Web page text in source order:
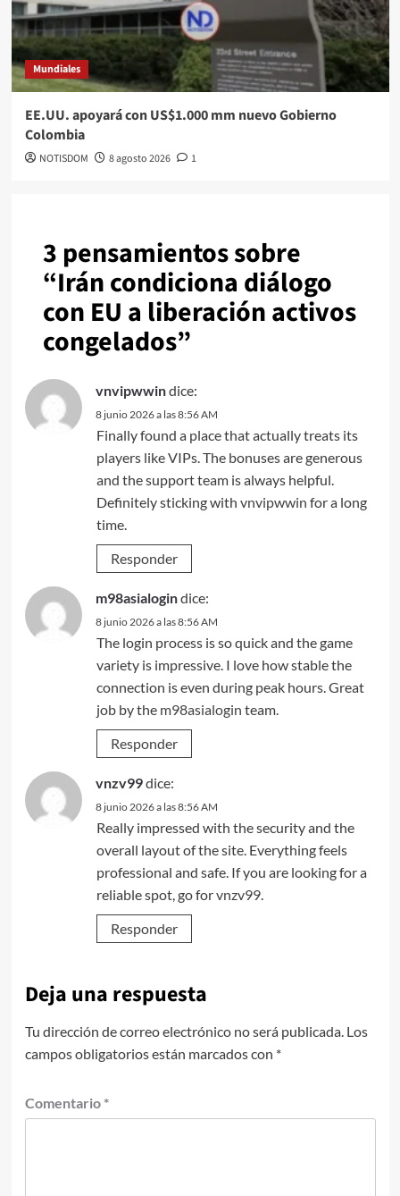
Mundiales
EE.UU. apoyará con US$1.000 mm nuevo Gobierno
Colombia
NOTISDOM 8 agosto 2026 1
3 pensamientos sobre
“Irán condiciona diálogo
con EU a liberación activos
congelados”
vnvipwwindice:
8 junio 2026 a las 8:56 AM
Finally found a place that actually treats its
players like VIPs. The bonuses are generous
and the support team is always helpful.
Definitely sticking with vnvipwwin for a long
time.
Responder
m98asialogindice:
8 junio 2026 a las 8:56 AM
The login process is so quick and the game
variety is impressive. I love how stable the
connection is even during peak hours. Great
job by the m98asialogin team.
Responder
vnzv99dice:
8 junio 2026 a las 8:56 AM
Really impressed with the security and the
overall layout of the site. Everything feels
professional and safe. If you are looking for a
reliable spot, go forvnzv99.
Responder
Deja una respuesta
Tu dirección de correo electrónico no será publicada. Los
campos obligatorios están marcados con *
Comentario *